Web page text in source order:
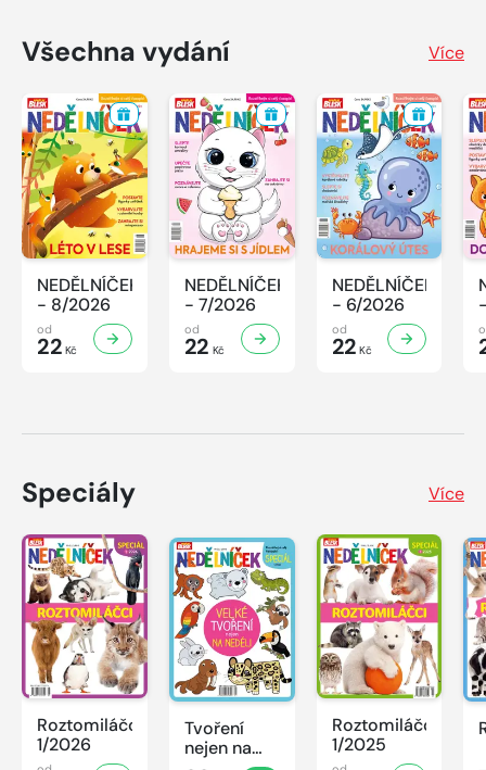
Všechna vydání Více
NEDĚLNÍČEK
- 8/2026
od
22 Kč
NEDĚLNÍČEK
- 7/2026
od
22 Kč
NEDĚLNÍČEK
- 6/2026
od
22 Kč
Speciály Více
Roztomiláčci
1/2026
Tvoření
nejen na
Roztomiláčci
1/2025